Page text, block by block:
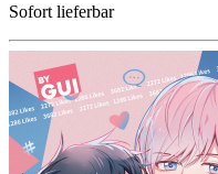
Sofort lieferbar